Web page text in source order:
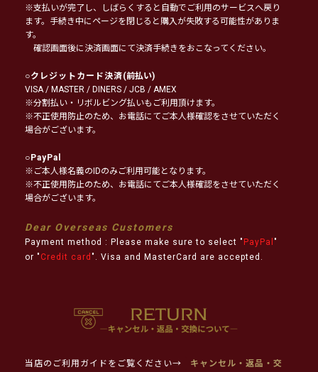
※支払いが完了し、しばらくすると自動でご利用のサービスへ戻り
ます。手続き中にページを閉じると購入が失敗する可能性がありま
す。
確認画面後に決済画面にて決済手続きをおこなってください。
○クレジットカード決済(前払い)
VISA / MASTER / DINERS / JCB / AMEX
※分割払い・リボルビング払いもご利用頂けます。
※不正使用防止のため、お電話にてご本人様確認をさせていただく
場合がございます。
○PayPal
※ご本人様名義のIDのみご利用可能となります。
※不正使用防止のため、お電話にてご本人様確認をさせていただく
場合がございます。
Dear Overseas Customers
Payment method : Please make sure to select " PayPal "
or " Credit card ". Visa and MasterCard are accepted.
当店のご利用ガイドをご覧ください→
キャンセル・返品・交